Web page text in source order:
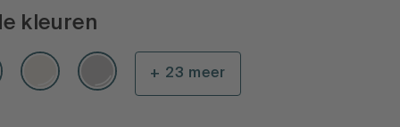
kleuren
+ 23 meer